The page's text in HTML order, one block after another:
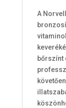
A
bőrszínt
követően